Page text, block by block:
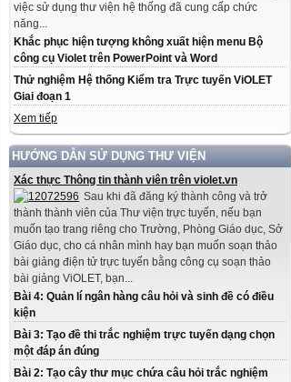
việc sử dụng thư viện hệ thống đã cung cấp chức
năng...
Khắc phục hiện tượng không xuất hiện menu Bộ
công cụ Violet trên PowerPoint và Word
Thử nghiệm Hệ thống Kiểm tra Trực tuyến ViOLET
Giai đoạn 1
Xem tiếp
HƯỚNG DẪN SỬ DỤNG THƯ VIỆN
Xác thực Thông tin thành viên trên violet.vn
Sau khi đã đăng ký thành công và trở
thành thành viên của Thư viện trực tuyến, nếu bạn
muốn tạo trang riêng cho Trường, Phòng Giáo dục, Sở
Giáo dục, cho cá nhân mình hay bạn muốn soạn thảo
bài giảng điện tử trực tuyến bằng công cụ soạn thảo
bài giảng ViOLET, bạn...
Bài 4: Quản lí ngân hàng câu hỏi và sinh đề có điều
kiện
Bài 3: Tạo đề thi trắc nghiệm trực tuyến dạng chọn
một đáp án đúng
Bài 2: Tạo cây thư mục chứa câu hỏi trắc nghiệm